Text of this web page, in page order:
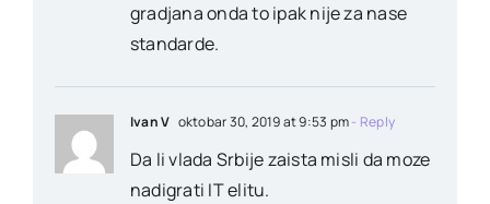
gradjana onda to ipak nije za nase
standarde.
Ivan V oktobar 30, 2019 at 9:53 pm- Reply
Da li vlada Srbije zaista misli da moze
nadigrati IT elitu.